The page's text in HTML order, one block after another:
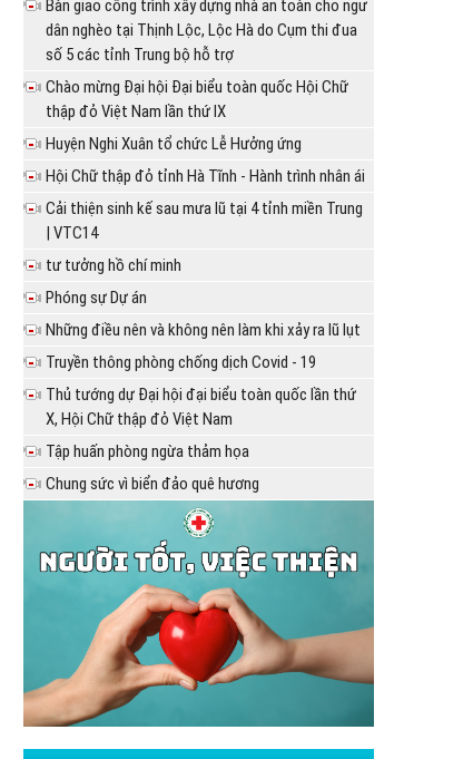
Bàn giao công trình xây dựng nhà an toàn cho ngư
dân nghèo tại Thịnh Lộc, Lộc Hà do Cụm thi đua
số 5 các tỉnh Trung bộ hỗ trợ
Chào mừng Đại hội Đại biểu toàn quốc Hội Chữ
thập đỏ Việt Nam lần thứ IX
Huyện Nghi Xuân tổ chức Lễ Hưởng ứng
Hội Chữ thập đỏ tỉnh Hà Tĩnh - Hành trình nhân ái
Cải thiện sinh kế sau mưa lũ tại 4 tỉnh miền Trung
| VTC14
tư tưởng hồ chí minh
Phóng sự Dự án
Những điều nên và không nên làm khi xảy ra lũ lụt
Truyền thông phòng chống dịch Covid - 19
Thủ tướng dự Đại hội đại biểu toàn quốc lần thứ
X, Hội Chữ thập đỏ Việt Nam
Tập huấn phòng ngừa thảm họa
Chung sức vì biển đảo quê hương